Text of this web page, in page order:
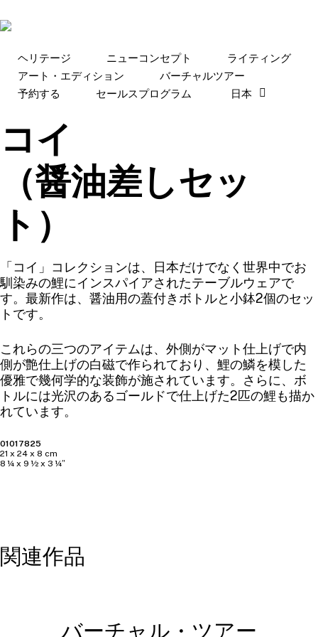
to
content
ヘリテージ ニューコンセプト
ライティング
アート・エディション
バーチャルツアー
予約する
セールスプログラム 日本
コイ
（醤油差しセッ
ト）
「コイ」コレクションは、日本だけでなく世界中でお
馴染みの鯉にインスパイアされたテーブルウェアで
す。最新作は、醤油用の蓋付きボトルと小鉢2個のセッ
トです。
これらの三つのアイテムは、外側がマット仕上げで内
側が艶仕上げの白磁で作られており、鯉の鱗を模した
優雅で幾何学的な装飾が施されています。さらに、ボ
トルには光沢のあるゴールドで仕上げた2匹の鯉も描か
れています。
01017825
21 x 24 x 8 cm
8 ¼ x 9 ½ x 3 ¼″
関連作品
バーチャル・ツアー